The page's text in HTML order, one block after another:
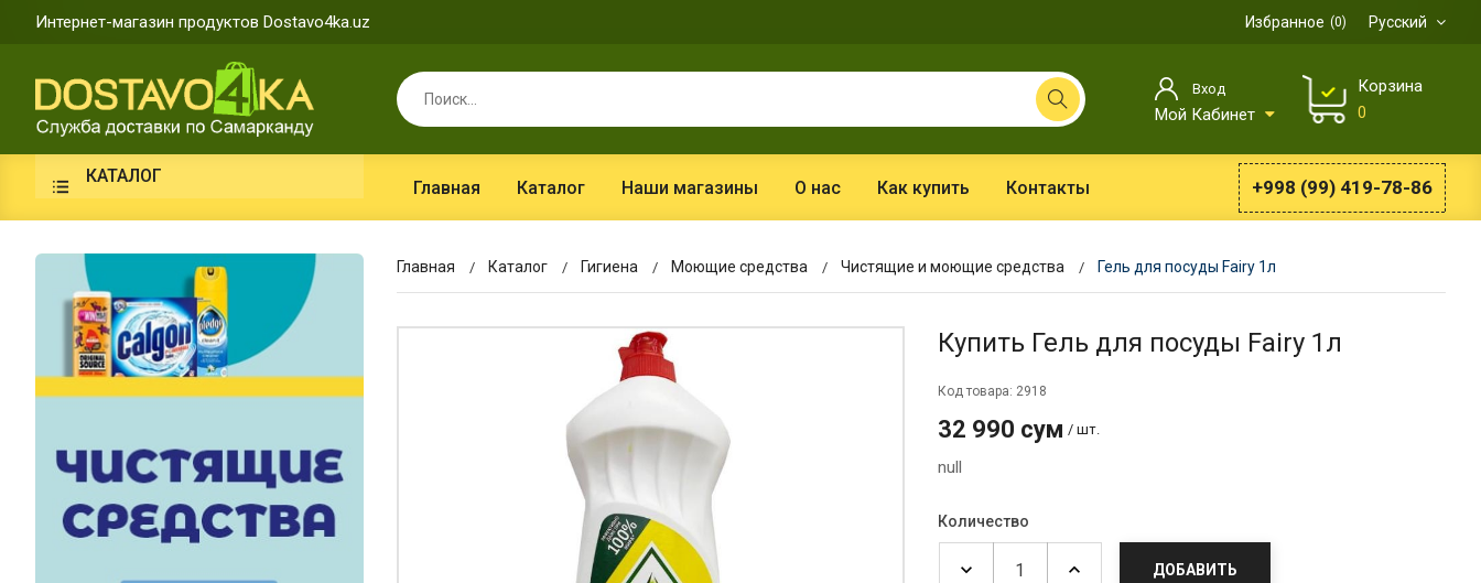
Интернет-магазин продуктов Dostavo4ka.uz Русский
Избранное 0
Вход
Мой Кабинет
Корзина
0
КАТАЛОГ
Главная Каталог Наши магазины О нас Как купить Контакты +998 (99) 419-78-86
Главная Каталог Гигиена Моющие средства Чистящие и моющие средства Гель для посуды Fairy 1л
Купить Гель для посуды Fairy 1л
Код товара: 2918
32 990 сум / шт.
null
Количество
ДОБАВИТЬ